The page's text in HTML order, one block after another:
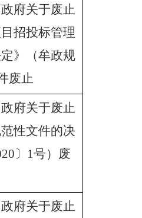
府关于废止
招投标管理
》（牟政规
废止
府关于废止
性文件的决
〕 1号）废
府关于废止